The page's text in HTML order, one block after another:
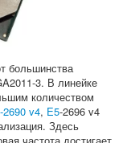
большинства
3. В линейке
количеством
2690 v4, E5-2696 v4
Здесь